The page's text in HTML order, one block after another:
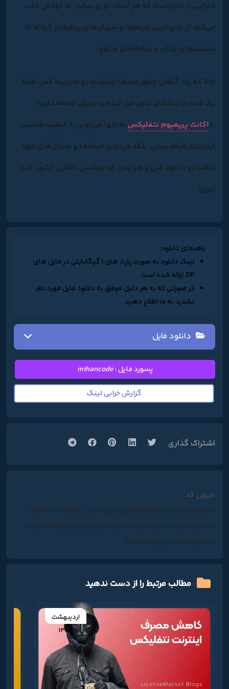
دنیایی از محتواست که هر لحظه تو رو بیشتر به خودش جذب
می‌کنه. از جدیدترین فیلم‌ها و سریال‌های پرطرفدار گرفته تا
مستندهای جذاب و برنامه‌های متنوع.
حالا که یاد گرفتی چطور مصرف اینترنتت رو مدیریت کنی، فقط
یک قدم تا تماشای بدون مرز فیلم و سریال فاصله داری!
با اکانت پریمیوم نتفلیکسنه تنها می‌تونی با کیفیت مناسب
اینترنتت فیلم ببینی، بلکه می‌تونی فیلم‌ها و سریال‌های مورد
علاقت رو دانلود کنی و هر زمان که خواستی، آفلاین ازشون لذت
ببری!
راهنمای دانلود:
لینک دانلود به صورت پارت های 1 گیگابایتی در فایل های
ZIP ارائه شده است.
در صورتی که به هر دلیل موفق به دانلود فایل مورد نظر
نشدید به ما اطلاع دهید.
دانلود فایل
پسورد فایل :mihancode
گزارش خرابی لینک
اشتراک گذاری
میهن کد
ما اینجاییم تا باعث ارتقای کیفیت وردپرس فارسی شویم. با به اشتراک
گذاشتن دانش خود در اختیار شما دوستداران دنیای وب و علاقمندان به
یادگیری مباحث دیجیتال مارکتینگ.
مطالب مرتبط را از دست ندهید
اردیبهشت
1402